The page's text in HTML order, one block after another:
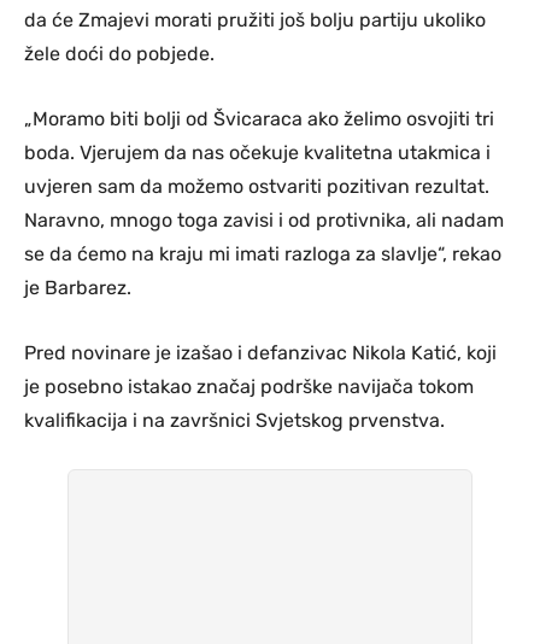
da će Zmajevi morati pružiti još bolju partiju ukoliko
žele doći do pobjede.
„Moramo biti bolji od Švicaraca ako želimo osvojiti tri
boda. Vjerujem da nas očekuje kvalitetna utakmica i
uvjeren sam da možemo ostvariti pozitivan rezultat.
Naravno, mnogo toga zavisi i od protivnika, ali nadam
se da ćemo na kraju mi imati razloga za slavlje“, rekao
je Barbarez.
Pred novinare je izašao i defanzivac Nikola Katić, koji
je posebno istakao značaj podrške navijača tokom
kvalifikacija i na završnici Svjetskog prvenstva.